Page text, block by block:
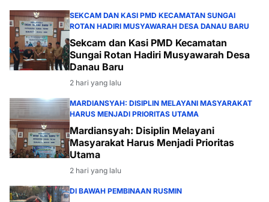
SEKCAM DAN KASI PMD KECAMATAN SUNGAI
ROTAN HADIRI MUSYAWARAH DESA DANAU BARU
Sekcam dan Kasi PMD Kecamatan
Sungai Rotan Hadiri Musyawarah Desa
Danau Baru
2 hari yang lalu
MARDIANSYAH: DISIPLIN MELAYANI MASYARAKAT
HARUS MENJADI PRIORITAS UTAMA
Mardiansyah: Disiplin Melayani
Masyarakat Harus Menjadi Prioritas
Utama
2 hari yang lalu
DI BAWAH PEMBINAAN RUSMIN